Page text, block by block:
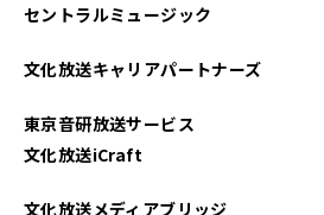
セントラルミュージック
文化放送キャリアパートナーズ
東京音研放送サービス
文化放送iCraft
文化放送メディアブリッジ